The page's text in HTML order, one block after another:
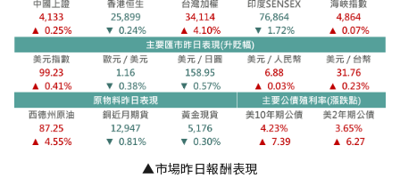
▲市場昨日報酬表現